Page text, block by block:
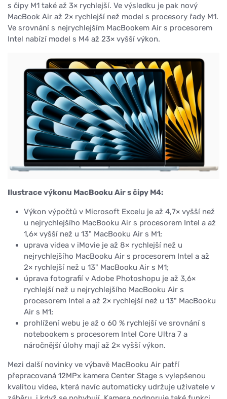
s čipy M1 také až 3× rychlejší. Ve výsledku je pak nový
MacBook Air až 2× rychlejší než model s procesory řady M1.
Ve srovnání s nejrychlejším MacBookem Air s procesorem
Intel nabízí model s M4 až 23× vyšší výkon.
Ilustrace výkonu MacBooku Air s čipy M4:
Výkon výpočtů v Microsoft Excelu je až 4,7× vyšší než
u nejrychlejšího MacBooku Air s procesorem Intel a až
1,6× vyšší než u 13" MacBooku Air s M1;
uprava videa v iMovie je až 8× rychlejší než u
nejrychlejšího MacBooku Air s procesorem Intel a až
2× rychlejší než u 13" MacBooku Air s M1;
úprava fotografií v Adobe Photoshopu je až 3,6×
rychlejší než u nejrychlejšího MacBooku Air s
procesorem Intel a až 2× rychlejší než u 13" MacBooku
Air s M1;
prohlížení webu je až o 60 % rychlejší ve srovnání s
notebookem s procesorem Intel Core Ultra 7 a
náročnější úlohy mají až 2× vyšší výkon.
Mezi další novinky ve výbavě MacBooku Air patří
přepracovaná 12MPx kamera Center Stage s vylepšenou
kvalitou videa, která navíc automaticky udržuje uživatele v